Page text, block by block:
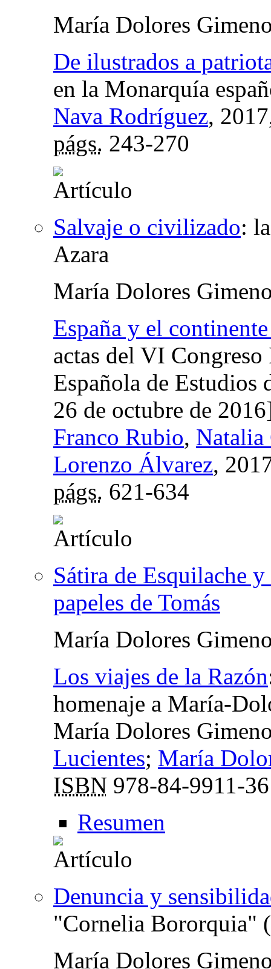
María Dolores
De ilustrados a
en la Monarquía
Nava Rodríguez,
págs. 243-270
Salvaje o civilizado:
Azara
María Dolores
España y el
actas del VI
Española de
26 de octubre de
Franco Rubio, Natalia
Lorenzo Álvarez,
págs. 621-634
Sátira de Esquilache
papeles de Tomás
María Dolores
Los viajes de la Razón
homenaje a María-
María Dolores
Lucientes; María
ISBN 978-84-9911-
Resumen
Denuncia y
"Cornelia Bororquia"
María Dolores